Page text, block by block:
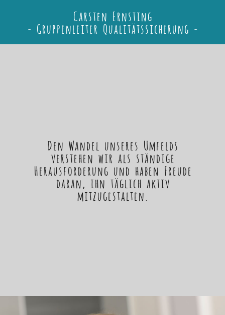
Carsten Ernsting
- Gruppenleiter Qualitätssicherung -
Den Wandel unseres Umfelds
verstehen wir als ständige
Herausforderung und haben Freude
daran, ihn täglich aktiv
mitzugestalten.